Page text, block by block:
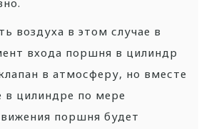
воздуха в этом случае в
входа поршня в цилиндр
в атмосферу, но вместе
в цилиндре по мере
поршня будет